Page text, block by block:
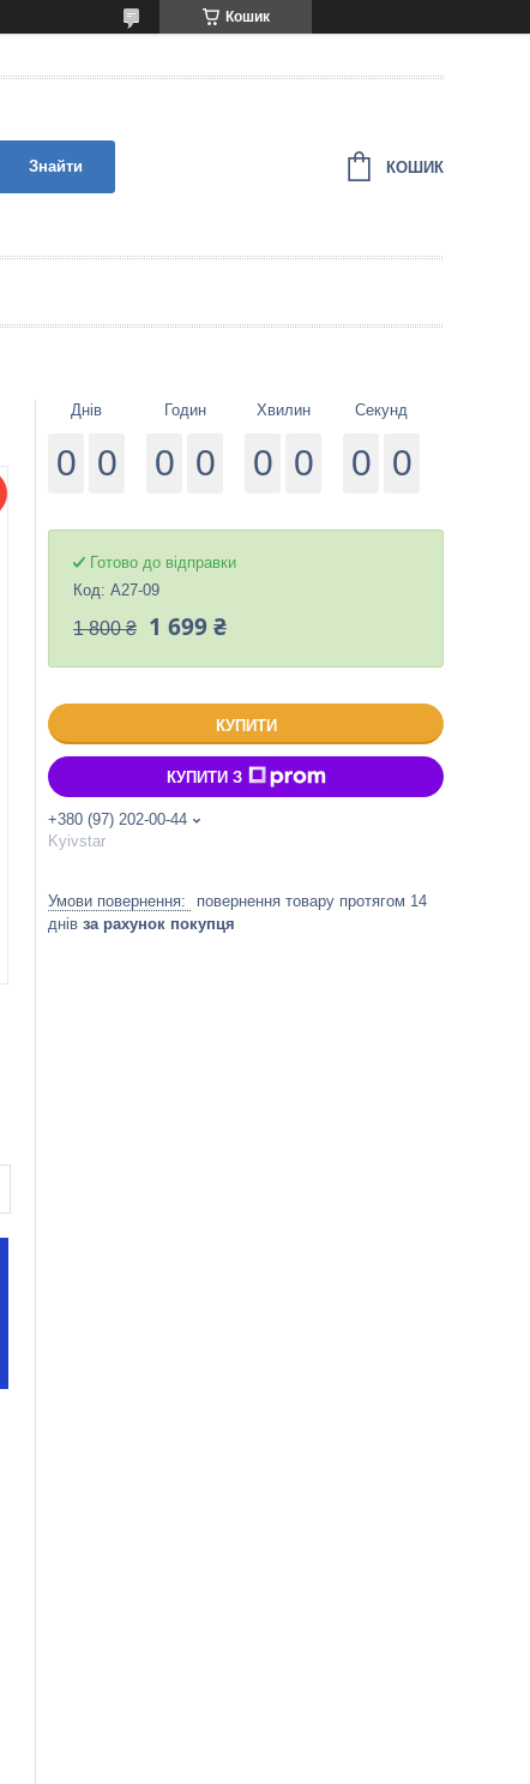
Кошик
Знайти КОШИК
Днів
0 0
Годин
0 0
Хвилин
0 0
Секунд
0 0
Готово до відправки
Код: A27-09
1 800 ₴ 1 699 ₴
КУПИТИ
КУПИТИ З
+380 (97) 202-00-44
Kyivstar
повернення товару протягом 14
днів за рахунок покупця